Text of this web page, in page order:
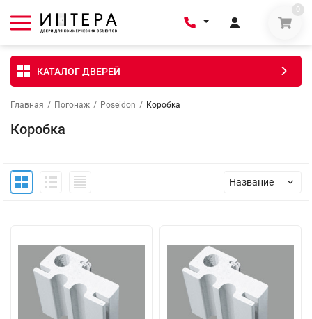
0
КАТАЛОГ ДВЕРЕЙ
Главная / Погонаж / Poseidon / Коробка
Коробка
Название